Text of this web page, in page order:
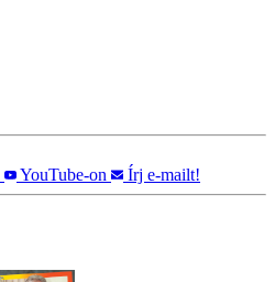
YouTube-on Írj e-mailt!